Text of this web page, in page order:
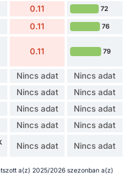
0.11 72
0.11 76
0.11 79
Nincs adat Nincs adat
Nincs adat Nincs adat
Nincs adat Nincs adat
Nincs adat Nincs adat
Nincs adat Nincs adat
a(z) 2025/2026 szezonban a(z)